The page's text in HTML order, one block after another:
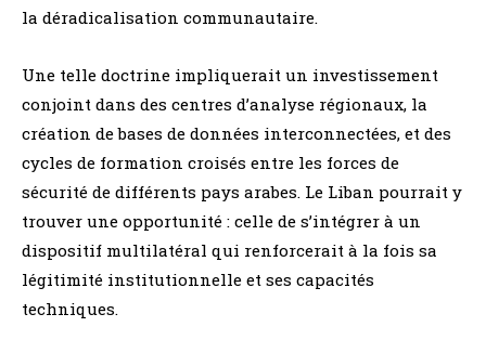
la déradicalisation communautaire.
Une telle doctrine impliquerait un investissement
conjoint dans des centres d’analyse régionaux, la
création de bases de données interconnectées, et des
cycles de formation croisés entre les forces de
sécurité de différents pays arabes. Le Liban pourrait y
trouver une opportunité : celle de s’intégrer à un
dispositif multilatéral qui renforcerait à la fois sa
légitimité institutionnelle et ses capacités
techniques.